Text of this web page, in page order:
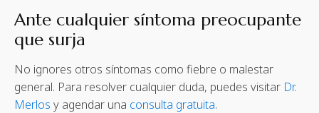
Ante cualquier síntoma preocupante
que surja
No ignores otros síntomas como fiebre o malestar
general. Para resolver cualquier duda, puedes visitar Dr.
Merlos y agendar una consulta gratuita.